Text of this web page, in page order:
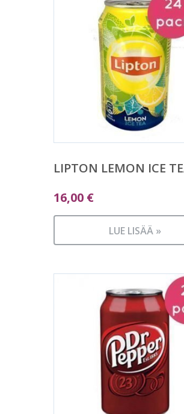
LIPTON LEMON ICE
16,00 €
LUE LISÄÄ »